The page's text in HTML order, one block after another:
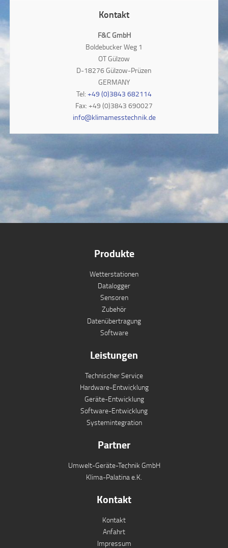
Kontakt
F&C GmbH
Boldebucker Weg 1
OT Gülzow
D-18276 Gülzow-Prüzen
GERMANY
Tel: +49 (0)3843 682114
Fax: +49 (0)3843 690027
info@klimamesstechnik.de
Produkte
Wetterstationen
Datalogger
Sensoren
Zubehör
Datenübertragung
Software
Leistungen
Technischer Service
Hardware-Entwicklung
Geräte-Entwicklung
Software-Entwicklung
Systemintegration
Partner
Umwelt-Geräte-Technik GmbH
Klima-Palatina e.K.
Kontakt
Kontakt
Anfahrt
Impressum